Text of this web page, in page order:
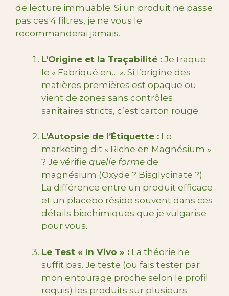
de lecture immuable. Si un produit ne passe
pas ces 4 filtres, je ne vous le
recommanderai jamais.
L’Origine et la Traçabilité : Je traque
le « Fabriqué en… ». Si l’origine des
matières premières est opaque ou
vient de zones sans contrôles
sanitaires stricts, c’est carton rouge.
L’Autopsie de l’Étiquette : Le
marketing dit « Riche en Magnésium »
? Je vérifie quelle forme de
magnésium (Oxyde ? Bisglycinate ?).
La différence entre un produit efficace
et un placebo réside souvent dans ces
détails biochimiques que je vulgarise
pour vous.
Le Test « In Vivo » : La théorie ne
suffit pas. Je teste (ou fais tester par
mon entourage proche selon le profil
requis) les produits sur plusieurs